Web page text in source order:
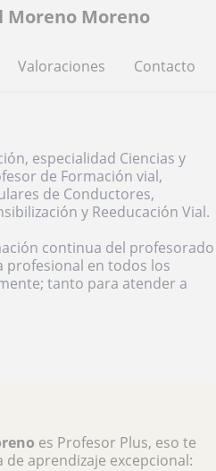
Moreno Moreno
Valoraciones Contacto
especialidad Ciencias y
de Formación vial,
de Conductores,
y Reeducación Vial.
continua del profesorado
en todos los
tanto para atender a
es Profesor Plus, eso te
aprendizaje excepcional: